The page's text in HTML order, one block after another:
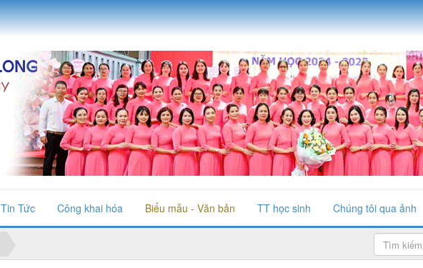
Tin Tức Công khai hóa Biểu mẫu - Văn bản TT học sinh Chúng tôi qua ảnh